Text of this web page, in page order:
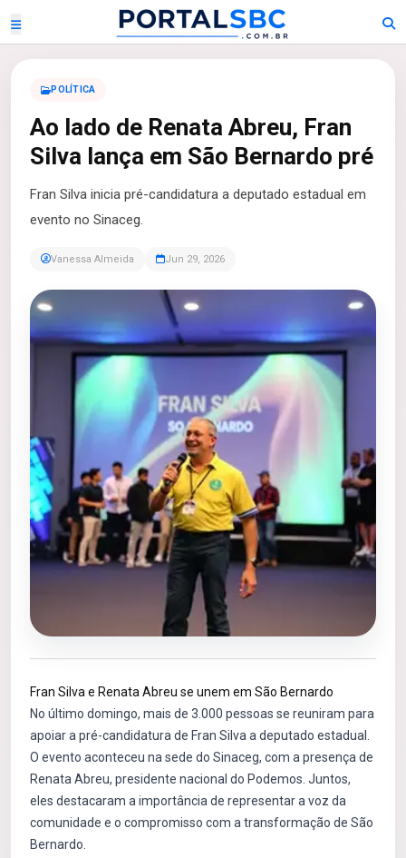
POLÍTICA
Ao lado de Renata Abreu, Fran
Silva lança em São Bernardo pré
Fran Silva inicia pré-candidatura a deputado estadual em
evento no Sinaceg.
Vanessa Almeida Jun 29, 2026
Fran Silva e Renata Abreu se unem em São Bernardo
No último domingo, mais de 3.000 pessoas se reuniram para
apoiar a pré-candidatura de Fran Silva a deputado estadual.
O evento aconteceu na sede do Sinaceg, com a presença de
Renata Abreu, presidente nacional do Podemos. Juntos,
eles destacaram a importância de representar a voz da
comunidade e o compromisso com a transformação de São
Bernardo.